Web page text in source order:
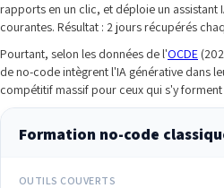
rapports en un clic, et déploie un assistant
courantes. Résultat : 2 jours récupérés
Pourtant, selon les données de l'OCDE
de no-code intègrent l'IA générative dans
compétitif massif pour ceux qui s'y
Formation no-code
OUTILS COUVERTS